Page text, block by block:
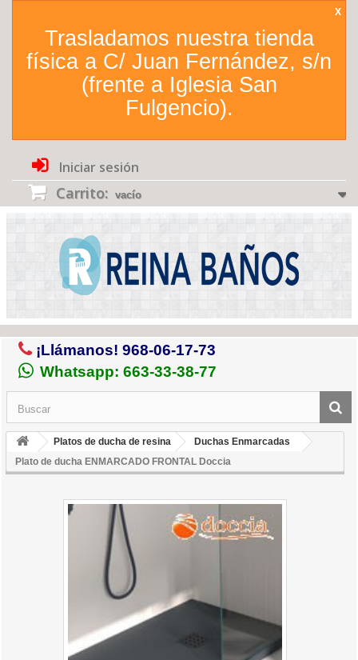
Trasladamos nuestra tienda
física a C/ Juan Fernández, s/n
(frente a Iglesia San
Fulgencio).
X
Iniciar sesión
Carrito: vacío
¡Llámanos! 968-06-17-73
Whatsapp: 663-33-38-77
Platos de ducha de resina
Duchas Enmarcadas
Plato de ducha ENMARCADO FRONTAL Doccia